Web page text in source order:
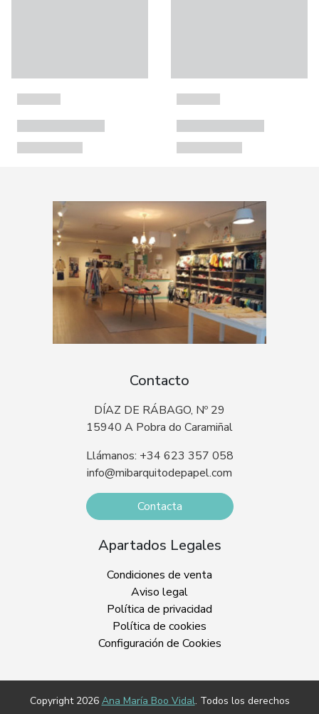
Contacto
DÍAZ DE RÁBAGO, Nº 29
15940 A Pobra do Caramiñal
Llámanos: +34 623 357 058
info@mibarquitodepapel.com
Contacta
Apartados Legales
Condiciones de venta
Aviso legal
Política de privacidad
Política de cookies
Configuración de Cookies
Copyright 2026 Ana María Boo Vidal. Todos los derechos